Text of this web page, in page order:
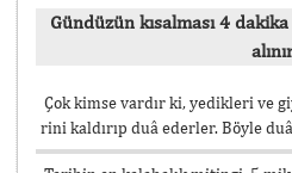
Gündüzün kısalması 4
Çok kimse vardır ki, yedikleri ve
rini kaldırıp duâ ederler. Böyle